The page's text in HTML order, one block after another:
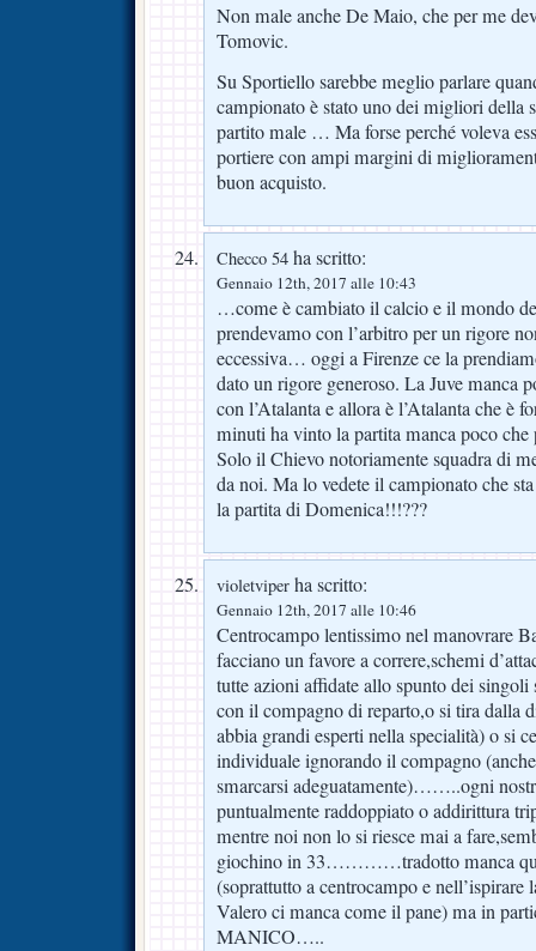
Non male anche De Maio, che per me
Tomovic.
Su Sportiello sarebbe meglio parlare
campionato è stato uno dei migliori della
partito male … Ma forse perché voleva
portiere con ampi margini di
buon acquisto.
Checco 54 ha scritto:
Gennaio 12th, 2017 alle 10:43
…come è cambiato il calcio e il mondo
prendevamo con l’arbitro per un rigore
eccessiva… oggi a Firenze ce la
dato un rigore generoso. La Juve manca
con l’Atalanta e allora è l’Atalanta che è
minuti ha vinto la partita manca poco che
Solo il Chievo notoriamente squadra di
da noi. Ma lo vedete il campionato che
la partita di Domenica!!!???
violetviper ha scritto:
Gennaio 12th, 2017 alle 10:46
Centrocampo lentissimo nel manovrare
facciano un favore a correre,schemi
tutte azioni affidate allo spunto dei singoli
con il compagno di reparto,o si tira dalla
abbia grandi esperti nella specialità) o si
individuale ignorando il compagno
smarcarsi adeguatamente)……..ogni
puntualmente raddoppiato o addirittura
mentre noi non lo si riesce mai a
giochino in 33…………tradotto manca
(soprattutto a centrocampo e nell’ispirare
Valero ci manca come il pane) ma in
MANICO…..